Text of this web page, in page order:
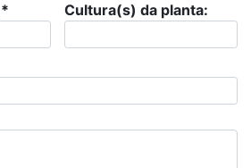
Cultura(s) da planta: